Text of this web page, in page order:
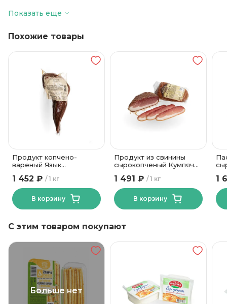
Жиры, в граммах (на 100 г)
Температура хранения
Показать еще
Похожие товары
Продукт копчено-
вареный Язык
Могилевский МК
1 кг
1 452 ₽
В корзину
Продукт из свинины
сырокопченый Кумпячок
Пинский МК
1 кг
1 491 ₽
В корзину
1
С этим товаром покупают
Больше нет